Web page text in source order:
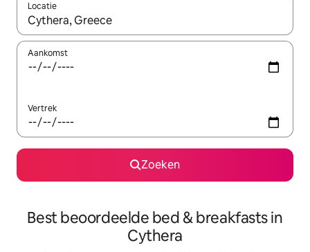
Locatie
Wanneer er suggesties beschikbaar zijn, maak je een keuze
Aankomst
Vertrek
Zoeken
Best beoordeelde bed & breakfasts in
Cythera